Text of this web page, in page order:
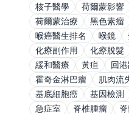
核子醫學
荷爾蒙影響
荷爾蒙治療
黑色素瘤
喉癌醫生排名
喉鏡
化療副作用
化療脫髮
緩和醫療
黃疸
回
霍奇金淋巴瘤
肌肉流
基底細胞癌
基因檢測
急症室
脊椎腫瘤